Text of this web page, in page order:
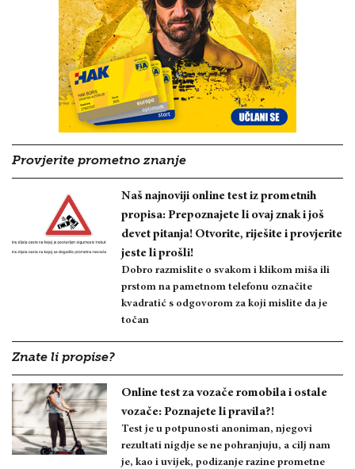
Provjerite prometno znanje
Naš najnoviji online test iz prometnih
propisa: Prepoznajete li ovaj znak i još
devet pitanja! Otvorite, riješite i provjerite
jeste li prošli!
Dobro razmislite o svakom i klikom miša ili
prstom na pametnom telefonu označite
kvadratić s odgovorom za koji mislite da je
točan
Znate li propise?
Online test za vozače romobila i ostale
vozače: Poznajete li pravila?!
Test je u potpunosti anoniman, njegovi
rezultati nigdje se ne pohranjuju, a cilj nam
je, kao i uvijek, podizanje razine prometne